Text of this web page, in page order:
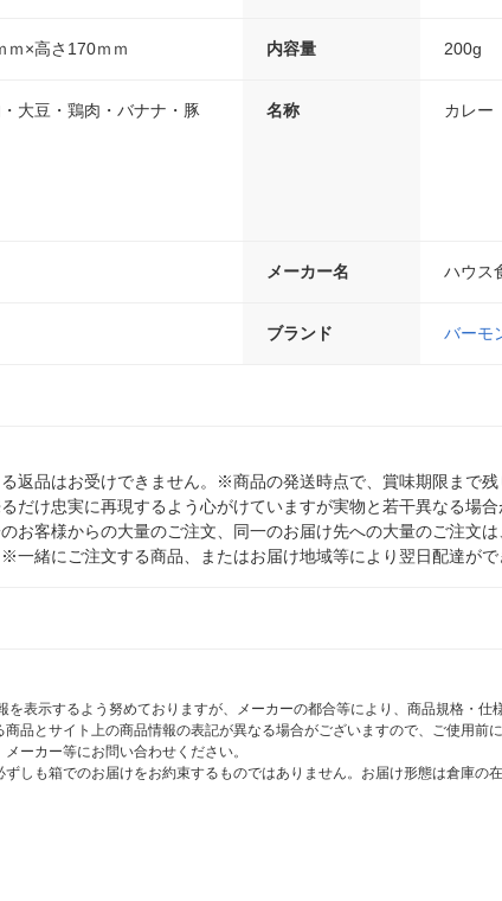
ｍ×高さ170ｍｍ 内容量 200g
大豆・鶏肉・バナナ・豚
名称 カレー
メーカー名 ハウス
ブランド バーモ
返品はお受けできません。※商品の発送時点で、賞味期限まで
だけ忠実に再現するよう心がけていますが実物と若干異なる場
お客様からの大量のご注文、同一のお届け先への大量のご注文
一緒にご注文する商品、またはお届け地域等により翌日配達がで
表示するよう努めておりますが、メーカーの都合等により、商品規格・
品とサイト上の商品情報の表記が異なる場合がございますので、ご使用前
ーカー等にお問い合わせください。
しも箱でのお届けをお約束するものではありません。お届け形態は倉庫の